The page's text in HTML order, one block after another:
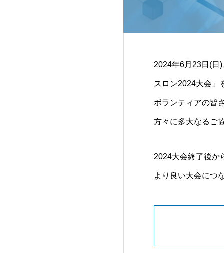
2024年6月23日(日
スロン2024大会」
ボランティアの皆
方々に多大なるご
2024大会終了後か
より良い大会につ